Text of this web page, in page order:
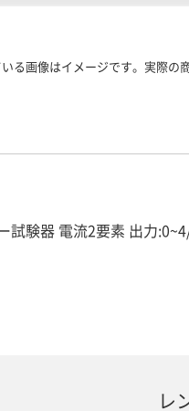
る画像はイメージです。実際の
試験器 電流2要素 出力
レ